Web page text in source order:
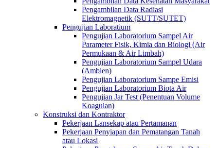
Pengambilan Data Radiasi
Elektromagnetik (SUTT/SUTET)
Pengujian Laboratium
Pengujian Laboratorium Sampel Air
Parameter Fisik, Kimia dan Biologi (Air
Permukaan & Air Limbah)
Pengujian Laboratorium Sampel Udara
(Ambien)
Pengujian Laboratorium Sampe Emisi
Pengujian Laboratorium Biota Air
Pengujian Jar Test (Penentuan Volume
Koagulan)
Konstruksi dan Kontraktor
Pekerjaan Lansekap atau Pertamanan
Pekerjaan Penyiapan dan Pematangan Tanah
atau Lokasi